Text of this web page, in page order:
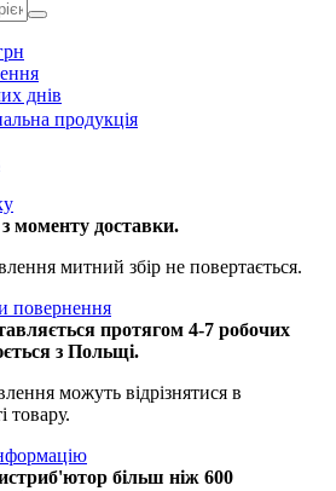
днів
продукція
моменту доставки.
митний збір не повертається.
повернення
протягом 4-7 робочих
з Польщі.
можуть відрізнятися в
товару.
більш ніж 600